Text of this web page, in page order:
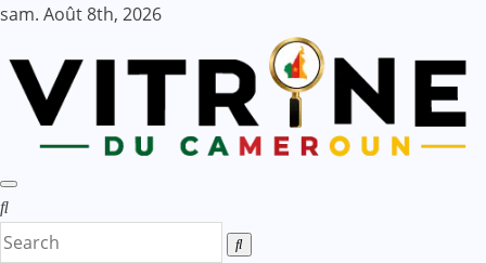
Skip
content
sam. Août 8th, 2026